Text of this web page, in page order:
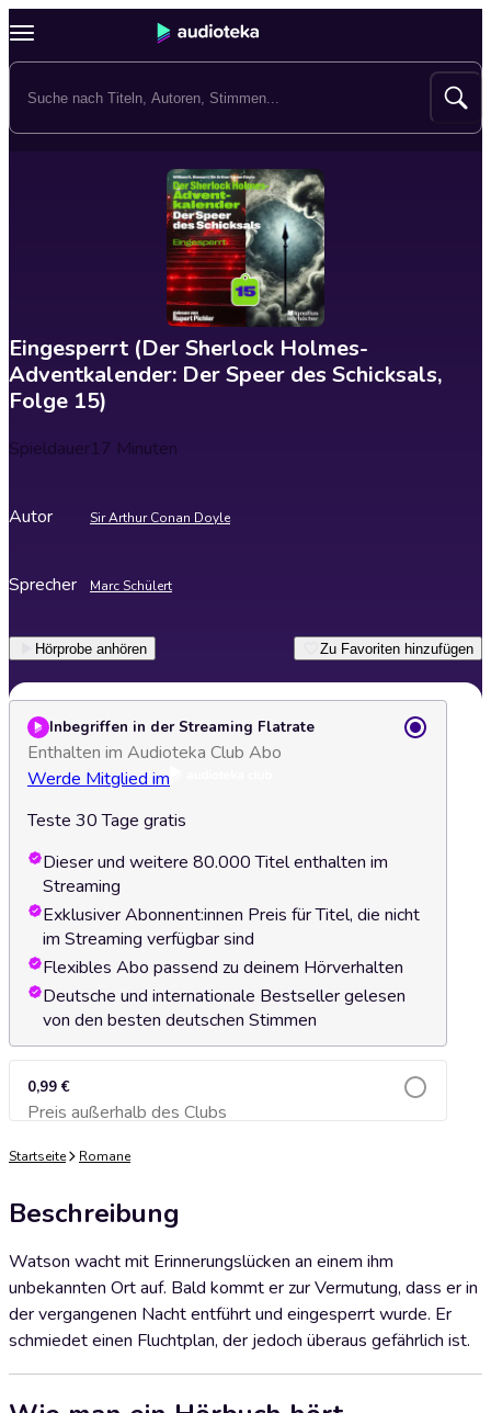
Eingesperrt (Der Sherlock Holmes-
Adventkalender: Der Speer des Schicksals,
Folge 15)
Spieldauer17 Minuten
Autor Sir Arthur Conan Doyle
Sprecher Marc Schülert
Hörprobe anhören Zu Favoriten hinzufügen
Inbegriffen in der Streaming Flatrate
Enthalten im Audioteka Club Abo
Werde Mitglied im
Teste 30 Tage gratis
Dieser und weitere 80.000 Titel enthalten im
Streaming
Exklusiver Abonnent:innen Preis für Titel, die nicht
im Streaming verfügbar sind
Flexibles Abo passend zu deinem Hörverhalten
Deutsche und internationale Bestseller gelesen
von den besten deutschen Stimmen
0,99 €
Preis außerhalb des ClubsZum Warenkorb hinzufügen
Startseite Romane
Beschreibung
Watson wacht mit Erinnerungslücken an einem ihm
unbekannten Ort auf. Bald kommt er zur Vermutung, dass er in
der vergangenen Nacht entführt und eingesperrt wurde. Er
schmiedet einen Fluchtplan, der jedoch überaus gefährlich ist.